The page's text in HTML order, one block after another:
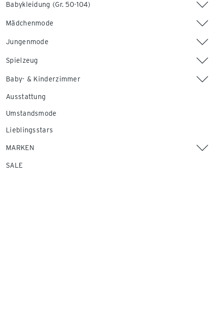
Babykleidung (Gr. 50-104)
Mädchenmode
Jungenmode
Spielzeug
Baby- & Kinderzimmer
Ausstattung
Umstandsmode
Lieblingsstars
MARKEN
SALE